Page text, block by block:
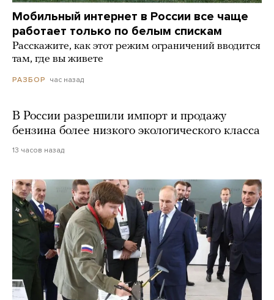
Мобильный интернет в России все чаще
работает только по белым спискам
Расскажите, как этот режим ограничений вводится
там, где вы живете
РАЗБОР час назад
В России разрешили импорт и продажу
бензина более низкого экологического класса
13 часов назад